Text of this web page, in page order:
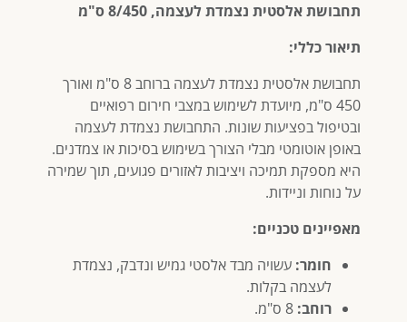
תחבושת אלסטית נצמדת לעצמה, 8/450 ס"מ
תיאור כללי:
תחבושת אלסטית נצמדת לעצמה ברוחב 8 ס"מ ואורך
450 ס"מ, מיועדת לשימוש במצבי חירום רפואיים
ובטיפול בפציעות שונות. התחבושת נצמדת לעצמה
באופן אוטומטי מבלי הצורך בשימוש בסיכות או צמדנים.
היא מספקת תמיכה ויציבות לאזורים פגועים, תוך שמירה
על נוחות וניידות.
מאפיינים טכניים:
חומר: עשויה מבד אלסטי גמיש ונדבק, נצמדת
לעצמה בקלות.
רוחב: